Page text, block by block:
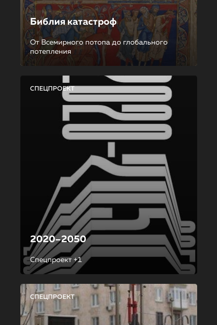
Библия катастроф
От Всемирного потопа до глобального
потепления
СПЕЦПРОЕКТ
2020–2050
Спецпроект +1
СПЕЦПРОЕКТ